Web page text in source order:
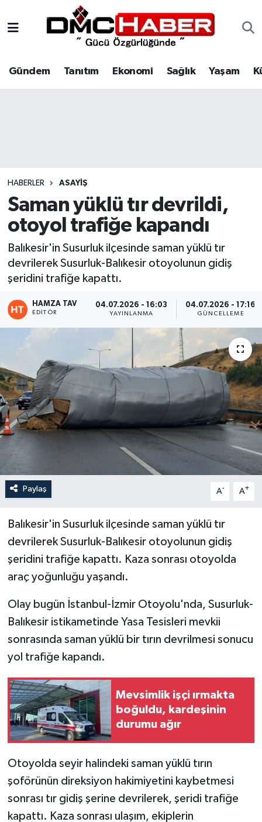
Gündem Tanıtım Ekonomi Sağlık Yaşam
HABERLER ASAYIŞ
Saman yüklü tır devrildi,
otoyol trafiğe kapandı
Balıkesir'in Susurluk ilçesinde saman yüklü tır
devrilerek Susurluk-Balıkesir otoyolunun gidiş
şeridini trafiğe kapattı.
HAMZA TAV
EDITÖR
04.07.2026 - 16:03
YAYINLANMA
04.07.2026 - 17:16
GÜNCELLEME
Paylaş A- A+
Balıkesir'in Susurluk ilçesinde saman yüklü tır
devrilerek Susurluk-Balıkesir otoyolunun gidiş
şeridini trafiğe kapattı. Kaza sonrası otoyolda
araç yoğunluğu yaşandı.
Olay bugün İstanbul-İzmir Otoyolu'nda, Susurluk-
Balıkesir istikametinde Yasa Tesisleri mevkii
sonrasında saman yüklü bir tırın devrilmesi sonucu
yol trafiğe kapandı.
Mevsimlik işçi ırmakta
boğuldu, kardeşinin
durumu ağır
Otoyolda seyir halindeki saman yüklü tırın
şoförünün direksiyon hakimiyetini kaybetmesi
sonrası tır gidiş şerine devrilerek, şeridi trafiğe
kapattı. Kaza sonrası ulaşım, ekiplerin
Tanıtım
Spor
Siyaset
Eğitim
Teknoloji
Resmi İlan
Nöbetçi Eczaneler
Hava Durumu
Haber Arşivi